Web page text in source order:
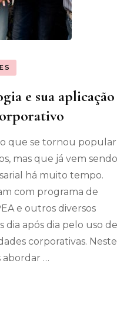
e sua aplicação
que se tornou popular
mas que já vem sendo
há muito tempo.
com programa de
e outros diversos
dia após dia pelo uso de
corporativas. Neste
abordar …